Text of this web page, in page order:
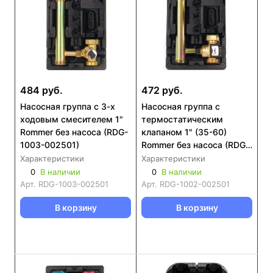
484 руб.
Насосная группа с 3-х
ходовым смесителем 1"
Rommer без насоса (RDG-
1003-002501)
Характеристики
0 В наличии
Арт. RDG-1003-002501
В корзину
472 руб.
Насосная группа с
термостатическим
клапаном 1" (35-60)
Rommer без насоса (RDG-
1002-002501)
Характеристики
0 В наличии
Арт. RDG-1002-002501
В корзину